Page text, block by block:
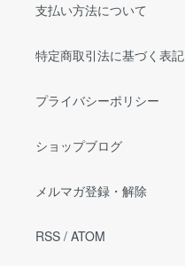
支払い方法について
特定商取引法に基づく表記
プライバシーポリシー
ショップブログ
メルマガ登録・解除
RSS / ATOM